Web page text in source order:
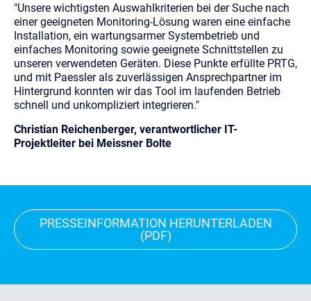
"Unsere wichtigsten Auswahlkriterien bei der Suche nach
einer geeigneten Monitoring-Lösung waren eine einfache
Installation, ein wartungsarmer Systembetrieb und
einfaches Monitoring sowie geeignete Schnittstellen zu
unseren verwendeten Geräten. Diese Punkte erfüllte PRTG,
und mit Paessler als zuverlässigen Ansprechpartner im
Hintergrund konnten wir das Tool im laufenden Betrieb
schnell und unkompliziert integrieren."
Christian Reichenberger, verantwortlicher IT-
Projektleiter bei Meissner Bolte
PRESSEINFORMATION HERUNTERLADEN
(PDF)